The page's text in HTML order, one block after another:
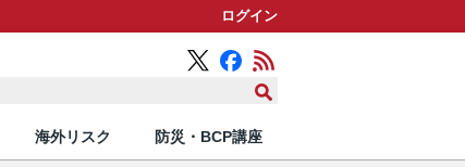
ログイン
海外リスク 防災・BCP講座